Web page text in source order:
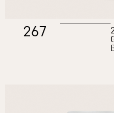
267